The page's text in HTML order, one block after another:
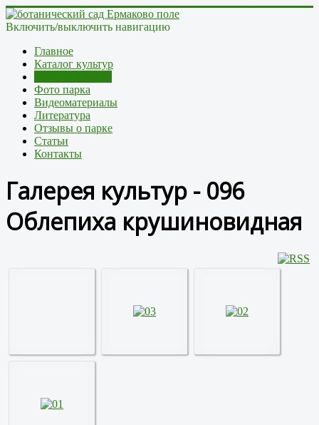
Включить/выключить навигацию
Главное
Каталог культур
Фото парка
Видеоматериалы
Литература
Отзывы о парке
Статьи
Контакты
Галерея культур - 096
Облепиха крушиновидная